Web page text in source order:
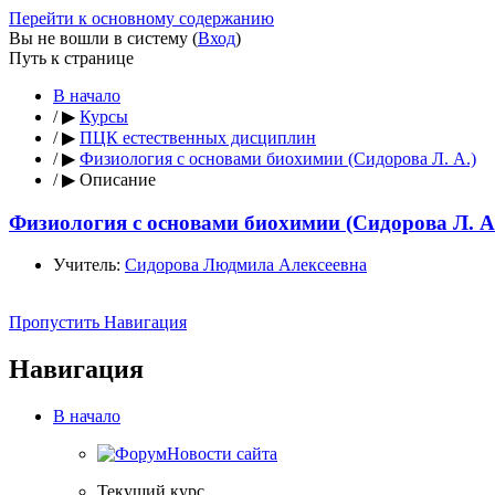
Перейти к основному содержанию
Вы не вошли в систему (Вход)
Путь к странице
В начало
/ ▶ Курсы
/ ▶ ПЦК естественных дисциплин
/ ▶ Физиология с основами биохимии (Сидорова Л. А.)
/ ▶ Описание
Физиология с основами биохимии (Сидорова Л.
Учитель: Сидорова Людмила Алексеевна
Пропустить Навигация
Навигация
В начало
Новости сайта